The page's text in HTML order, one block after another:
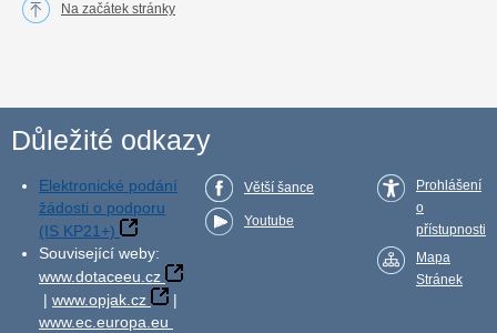
Na začátek stránky
Důležité odkazy
Elektronické podání
žádosti o podporu
(IS KP21+)
Související weby:
www.dotaceeu.cz
| www.opjak.cz
|
www.ec.europa.eu
Větší šance
Youtube
Prohlášení
o
přístupnosti
Mapa
Stránek